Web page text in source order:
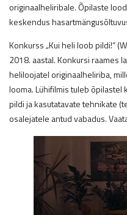
originaalheliribale. Õpilaste
keskendus
Konkurss „Kui heli loob pildi!“
2018. aastal. Konkursi raames
heliloojatel originaalheliriba,
looma. Lühifilmis tuleb õpilastel
pildi ja kasutatavate tehnikate
osalejatele antud vabadus.